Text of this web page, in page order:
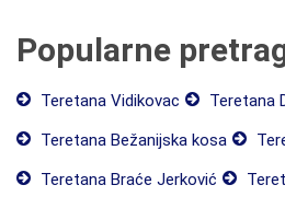
Popularne
Teretana Vidikovac
Teretana
Teretana Bežanijska kosa
Teretana Braće Jerković